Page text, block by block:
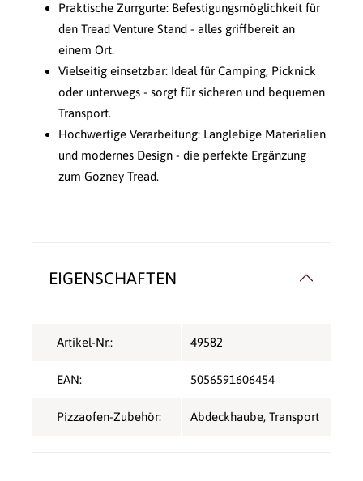
Praktische Zurrgurte: Befestigungsmöglichkeit für
den Tread Venture Stand - alles griffbereit an
einem Ort.
Vielseitig einsetzbar: Ideal für Camping, Picknick
oder unterwegs - sorgt für sicheren und bequemen
Transport.
Hochwertige Verarbeitung: Langlebige Materialien
und modernes Design - die perfekte Ergänzung
zum Gozney Tread.
EIGENSCHAFTEN
Artikel-Nr.: 49582
EAN: 5056591606454
Pizzaofen-Zubehör: Abdeckhaube, Transport